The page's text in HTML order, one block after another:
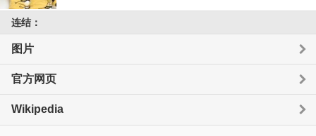
连结：
图片
官方网页
Wikipedia